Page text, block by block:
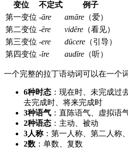
变位 不定式
例子
第一变位 -āre amāre （爱）
第二变位 -ēre vidēre （看见）
第三变位 -ere dūcere （引导）
第四变位 -īre audīre （听）
一个完整的拉丁语动词可以在一个
6种时态 ：现在时、未完成过
去完成时、将来完成时
3种语气 ：直陈语气、虚拟语
2种语态 ：主动、被动
3人称：第一人称、第二人称
2数 ：单数、复数